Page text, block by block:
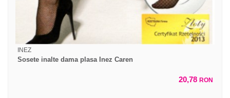
INEZ
Sosete inalte dama plasa Inez Caren
20,78 RON